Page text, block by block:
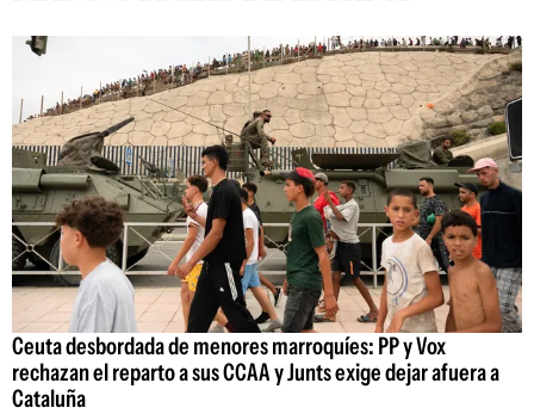
Ceuta desbordada de menores marroquíes: PP y Vox
rechazan el reparto a sus CCAA y Junts exige dejar afuera a
Cataluña